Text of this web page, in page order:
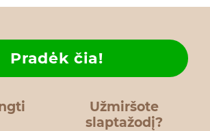
Užmiršote
slaptažodį?
Pradėk čia!